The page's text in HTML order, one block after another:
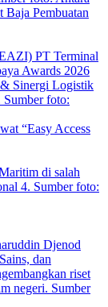
Pembuatan
“Easy Access